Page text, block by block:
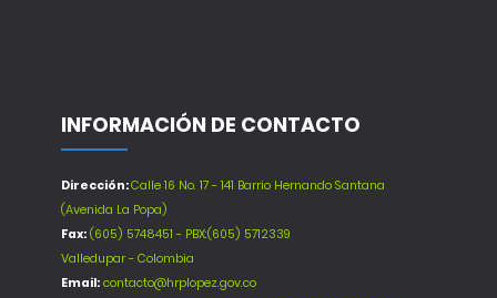
INFORMACIÓN DE CONTACTO
Dirección:Calle 16 No. 17 - 141 Barrio Hernando Santana
(Avenida La Popa)
Fax: (605) 5748451 - PBX:(605) 5712339
Valledupar - Colombia
Email: contacto@hrplopez.gov.co